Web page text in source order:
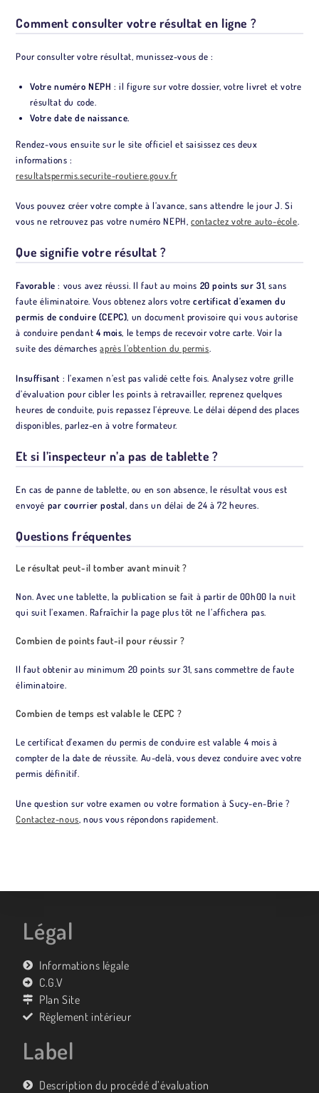
Comment consulter votre résultat en ligne ?
Pour consulter votre résultat, munissez-vous de :
Votre numéro NEPH : il figure sur votre dossier, votre livret et votre
résultat du code.
Votre date de naissance.
Rendez-vous ensuite sur le site officiel et saisissez ces deux
informations :
resultatspermis.securite-routiere.gouv.fr
Vous pouvez créer votre compte à l’avance, sans attendre le jour J. Si
vous ne retrouvez pas votre numéro NEPH,contactez votre auto-école.
Que signifie votre résultat ?
Favorable : vous avez réussi. Il faut au moins 20 points sur 31, sans
faute éliminatoire. Vous obtenez alors votrecertificat d’examen du
permis de conduire (CEPC), un document provisoire qui vous autorise
à conduire pendant 4 mois, le temps de recevoir votre carte. Voir la
suite des démarchesaprès l’obtention du permis.
Insuffisant : l’examen n’est pas validé cette fois. Analysez votre grille
d’évaluation pour cibler les points à retravailler, reprenez quelques
heures de conduite, puis repassez l’épreuve. Le délai dépend des places
disponibles, parlez-en à votre formateur.
Et si l’inspecteur n’a pas de tablette ?
En cas de panne de tablette, ou en son absence, le résultat vous est
envoyé par courrier postal, dans un délai de 24 à 72 heures.
Questions fréquentes
Le résultat peut-il tomber avant minuit ?
Non. Avec une tablette, la publication se fait à partir de 00h00 la nuit
qui suit l’examen. Rafraîchir la page plus tôt ne l’affichera pas.
Combien de points faut-il pour réussir ?
Il faut obtenir au minimum 20 points sur 31, sans commettre de faute
éliminatoire.
Combien de temps est valable le CEPC ?
Le certificat d’examen du permis de conduire est valable 4 mois à
compter de la date de réussite. Au-delà, vous devez conduire avec votre
permis définitif.
Une question sur votre examen ou votre formation à Sucy-en-Brie ?
Contactez-nous, nous vous répondons rapidement.
Légal
Informations légale
C.G.V
Plan Site
Règlement intérieur
Label
Description du procédé d’évaluation